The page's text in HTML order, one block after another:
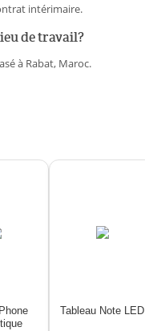
intérimaire.
de travail?
à Rabat, Maroc.
Tableau Note LED